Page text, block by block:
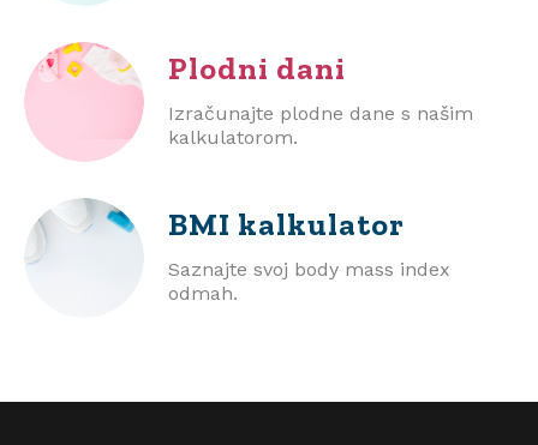
Plodni dani
Izračunajte plodne dane s našim
kalkulatorom.
BMI kalkulator
Saznajte svoj body mass index
odmah.